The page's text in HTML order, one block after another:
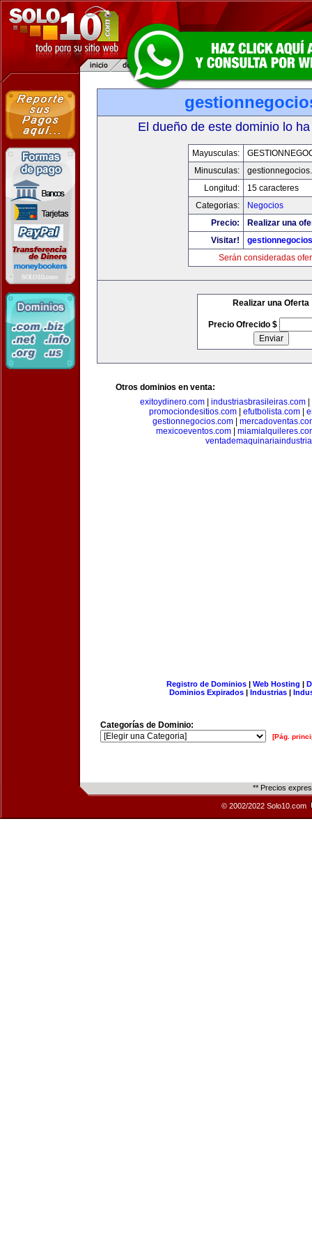
El dueño de este dominio lo
Mayusculas:
Minusculas:
Longitud:
15 caracteres
Categorias:
Negocios
Precio:
Realizar una
Visitar!
Serán consideradas
Realizar una Oferta
Precio Ofrecido $
Otros dominios en venta:
exitoydinero.com
industriasbrasileiras.com
promociondesitios.com| efutbolista.com|
gestionnegocios.com
mexicoeventos.com
Registro de Dominios| Web Hosting |
Dominios Expirados | Industrias |
Categorías de Dominio:
[Pág.
** Precios
© 2002/2022 Solo10.com